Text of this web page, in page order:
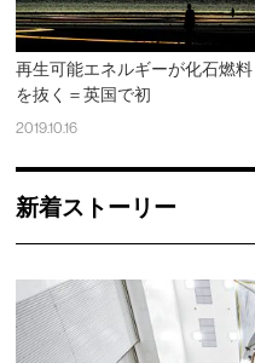
再生可能エネルギーが化石燃料
を抜く＝英国で初
2019.10.16
新着ストーリー